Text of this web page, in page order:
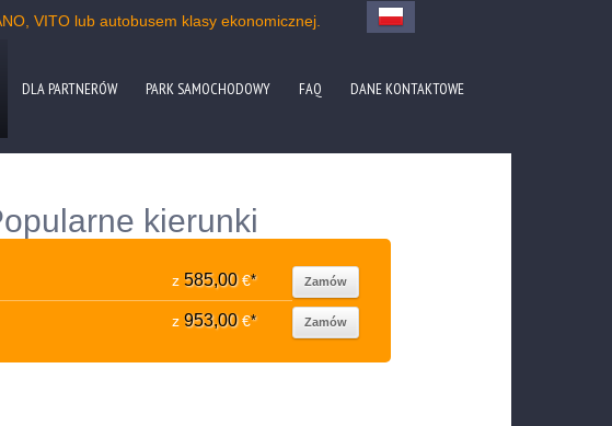
VITO lub autobusem klasy ekonomicznej.
DLA PARTNERÓW PARK SAMOCHODOWY FAQ DANE KONTAKTOWE
kierunki
z 585,00€* Zamów
z 953,00€* Zamów